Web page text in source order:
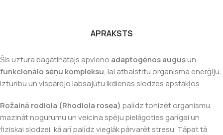
APRAKSTS
Šis uztura bagātinātājs apvieno adaptogēnos augusun
funkcionālo sēņu kompleksu, lai atbalstītu organisma enerģiju,
izturību un vispārējo labsajūtu ikdienas slodzes apstākļos.
Rožainā rodiola (Rhodiola rosea) palīdz tonizēt organismu,
mazināt nogurumu un veicina spēju pielāgoties garīgai un
fiziskai slodzei, kā arī palīdz vieglāk pārvarēt stresu. Tāpat tā